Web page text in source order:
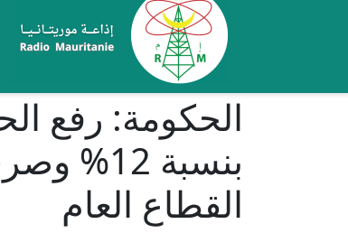
الحكومة: رفع
بنسبة
القطاع العام